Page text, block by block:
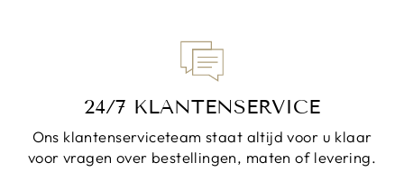
24/7 KLANTENSERVICE
Ons klantenserviceteam staat altijd voor u klaar
voor vragen over bestellingen, maten of levering.